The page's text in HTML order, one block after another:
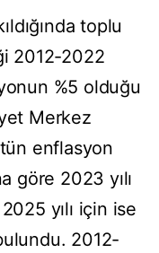
toplu
2012-2022
%5 olduğu
Merkez
enflasyon
göre 2023 yılı
yılı için ise
2012-